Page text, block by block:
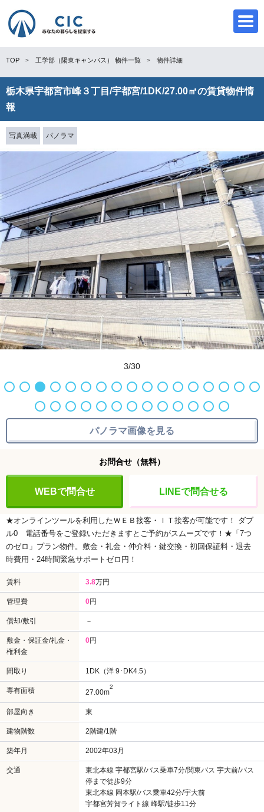
CIC
TOP 工学部（陽東キャンパス） 物件一覧 物件詳細
栃木県宇都宮市峰３丁目/宇都宮/1DK/27.00㎡の賃貸物件情
報
写真満載 パノラマ
3/30
パノラマ画像を見る
お問合せ （無料）
WEBで問合せ LINEで問合せる
★オンラインツールを利用したＷＥＢ接客・ＩＴ接客が可能です！ ダブ
ル0 電話番号をご登録いただきますとご予約がスムーズです！★「7つ
のゼロ」プラン物件。敷金・礼金・仲介料・鍵交換・初回保証料・退去
時費用・24時間緊急サポートゼロ円！
賃料 3.8万円
管理費 0円
償却/敷引 －
敷金・保証金/礼金・
権利金
0円
間取り 1DK（洋 9･DK4.5）
専有面積 27.00m
2
部屋向き 東
建物階数 2階建/1階
築年月 2002年03月
交通
東北本線 宇都宮駅/バス乗車7分/関東バス 宇大前/バス
停まで徒歩9分
東北本線 岡本駅/バス乗車42分/宇大前
宇都宮芳賀ライト線 峰駅/徒歩11分